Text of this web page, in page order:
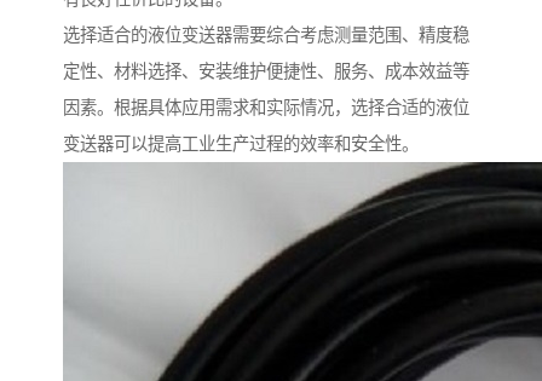
选择适合的液位变送器需要综合考虑测量范围、精度稳
定性、材料选择、安装维护便捷性、服务、成本效益等
因素。根据具体应用需求和实际情况，选择合适的液位
变送器可以提高工业生产过程的效率和安全性。